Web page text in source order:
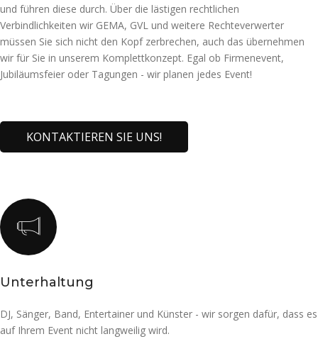
und führen diese durch. Über die lästigen rechtlichen
Verbindlichkeiten wir GEMA, GVL und weitere Rechteverwerter
müssen Sie sich nicht den Kopf zerbrechen, auch das übernehmen
wir für Sie in unserem Komplettkonzept. Egal ob Firmenevent,
Jubiläumsfeier oder Tagungen - wir planen jedes Event!
KONTAKTIEREN SIE UNS!
Unterhaltung
DJ, Sänger, Band, Entertainer und Künster - wir sorgen dafür, dass es
auf Ihrem Event nicht langweilig wird.